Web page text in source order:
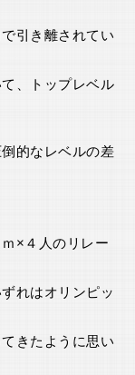
引き離されてい
、トップレベル
的なレベルの差
×４人のリレー
れはオリンピッ
きたように思い